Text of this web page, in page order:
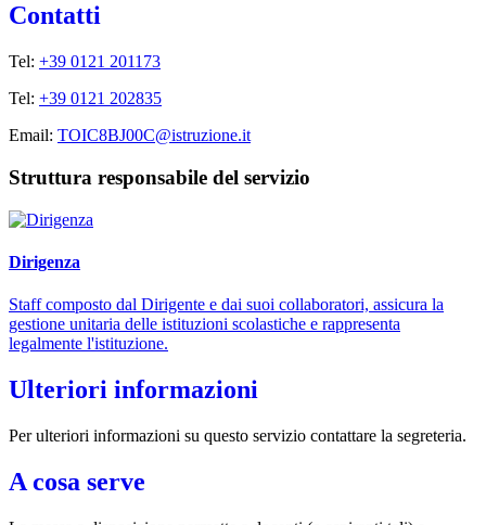
Contatti
Tel: +39 0121 201173
Tel: +39 0121 202835
Email: TOIC8BJ00C@istruzione.it
Struttura responsabile del servizio
Dirigenza
Staff composto dal Dirigente e dai suoi collaboratori, assicura la
gestione unitaria delle istituzioni scolastiche e rappresenta
legalmente l'istituzione.
Ulteriori informazioni
Per ulteriori informazioni su questo servizio contattare la segreteria.
A cosa serve